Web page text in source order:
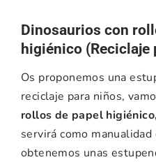
Dinosaurios con
higiénico (Reciclaje
Os proponemos una
reciclaje para niños,
rollos de papel
servirá como manualidad
obtenemos unas